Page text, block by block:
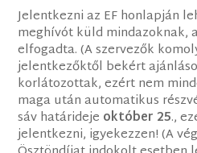
Jelentkezni az EF honlapján
meghívót küld mindazoknak,
elfogadta. (A szervezők
jelentkezőktől bekért
korlátozottak, ezért nem
maga után automatikus
sáv határideje október 25.,
jelentkezni, igyekezzen! (A